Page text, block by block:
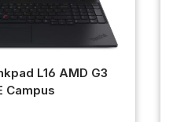
L16 AMD G3
Campus